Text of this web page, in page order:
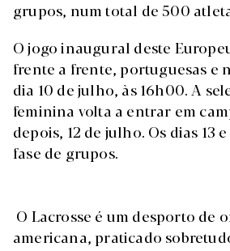
grupos, num total de 500
O jogo inaugural deste
frente a frente, portuguesas e
dia 10 de julho, às 16h00. A
feminina volta a entrar em
depois, 12 de julho. Os dias 13
fase de grupos.
O Lacrosse é um desporto de
americana, praticado